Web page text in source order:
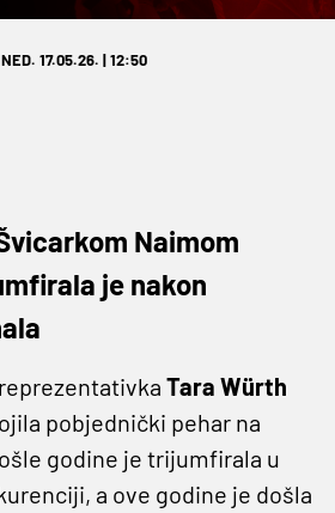
17.05.26. | 12:50
Naimom
je nakon
Tara Würth
pobjednički pehar na
godine je trijumfirala u
a ove godine je došla